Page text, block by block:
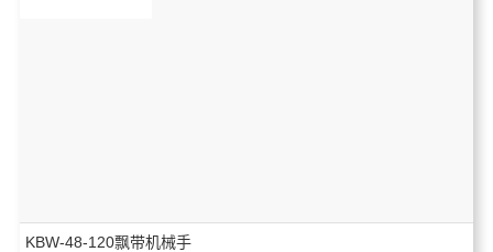
KBW-48-120飘带机械手